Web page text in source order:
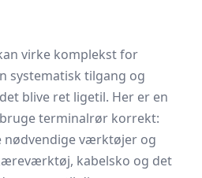
virke komplekst for
systematisk tilgang og
blive ret ligetil. Her er en
terminalrør korrekt:
nødvendige værktøjer og
kabelsko og det